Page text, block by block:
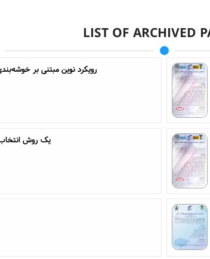
LIST OF ARCHIVED
رویکرد نوین مبتنی بر
یک روش